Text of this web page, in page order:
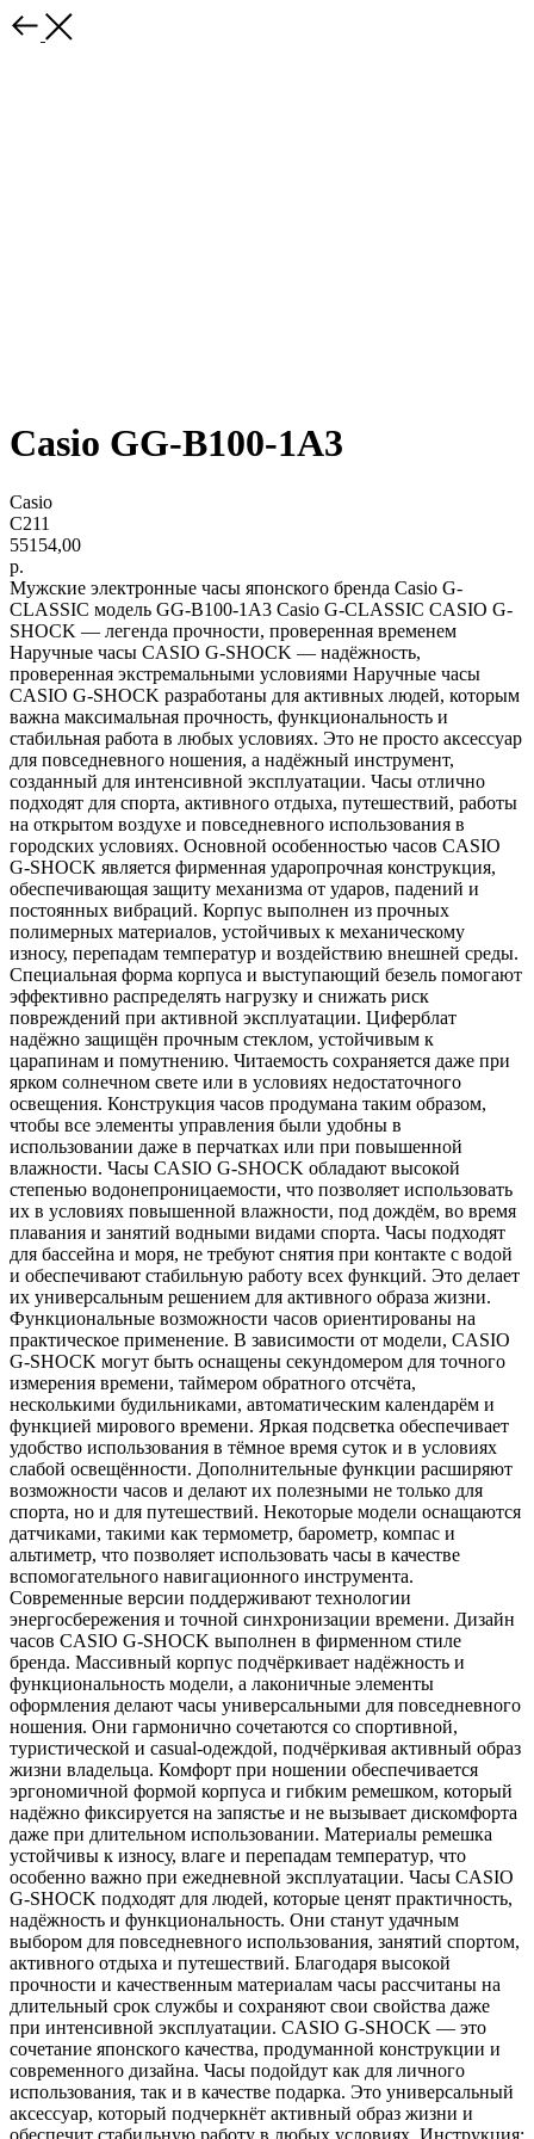
Casio GG-B100-1A3
Casio
C211
55154,00
р.
Мужские электронные часы японского бренда Casio G-
CLASSIC модель GG-B100-1A3 Casio G-CLASSIC CASIO G-
SHOCK — легенда прочности, проверенная временем
Наручные часы CASIO G-SHOCK — надёжность,
проверенная экстремальными условиями Наручные часы
CASIO G-SHOCK разработаны для активных людей, которым
важна максимальная прочность, функциональность и
стабильная работа в любых условиях. Это не просто аксессуар
для повседневного ношения, а надёжный инструмент,
созданный для интенсивной эксплуатации. Часы отлично
подходят для спорта, активного отдыха, путешествий, работы
на открытом воздухе и повседневного использования в
городских условиях. Основной особенностью часов CASIO
G-SHOCK является фирменная ударопрочная конструкция,
обеспечивающая защиту механизма от ударов, падений и
постоянных вибраций. Корпус выполнен из прочных
полимерных материалов, устойчивых к механическому
износу, перепадам температур и воздействию внешней среды.
Специальная форма корпуса и выступающий безель помогают
эффективно распределять нагрузку и снижать риск
повреждений при активной эксплуатации. Циферблат
надёжно защищён прочным стеклом, устойчивым к
царапинам и помутнению. Читаемость сохраняется даже при
ярком солнечном свете или в условиях недостаточного
освещения. Конструкция часов продумана таким образом,
чтобы все элементы управления были удобны в
использовании даже в перчатках или при повышенной
влажности. Часы CASIO G-SHOCK обладают высокой
степенью водонепроницаемости, что позволяет использовать
их в условиях повышенной влажности, под дождём, во время
плавания и занятий водными видами спорта. Часы подходят
для бассейна и моря, не требуют снятия при контакте с водой
и обеспечивают стабильную работу всех функций. Это делает
их универсальным решением для активного образа жизни.
Функциональные возможности часов ориентированы на
практическое применение. В зависимости от модели, CASIO
G-SHOCK могут быть оснащены секундомером для точного
измерения времени, таймером обратного отсчёта,
несколькими будильниками, автоматическим календарём и
функцией мирового времени. Яркая подсветка обеспечивает
удобство использования в тёмное время суток и в условиях
слабой освещённости. Дополнительные функции расширяют
возможности часов и делают их полезными не только для
спорта, но и для путешествий. Некоторые модели оснащаются
датчиками, такими как термометр, барометр, компас и
альтиметр, что позволяет использовать часы в качестве
вспомогательного навигационного инструмента.
Современные версии поддерживают технологии
энергосбережения и точной синхронизации времени. Дизайн
часов CASIO G-SHOCK выполнен в фирменном стиле
бренда. Массивный корпус подчёркивает надёжность и
функциональность модели, а лаконичные элементы
оформления делают часы универсальными для повседневного
ношения. Они гармонично сочетаются со спортивной,
туристической и casual-одеждой, подчёркивая активный образ
жизни владельца. Комфорт при ношении обеспечивается
эргономичной формой корпуса и гибким ремешком, который
надёжно фиксируется на запястье и не вызывает дискомфорта
даже при длительном использовании. Материалы ремешка
устойчивы к износу, влаге и перепадам температур, что
особенно важно при ежедневной эксплуатации. Часы CASIO
G-SHOCK подходят для людей, которые ценят практичность,
надёжность и функциональность. Они станут удачным
выбором для повседневного использования, занятий спортом,
активного отдыха и путешествий. Благодаря высокой
прочности и качественным материалам часы рассчитаны на
длительный срок службы и сохраняют свои свойства даже
при интенсивной эксплуатации. CASIO G-SHOCK — это
сочетание японского качества, продуманной конструкции и
современного дизайна. Часы подойдут как для личного
использования, так и в качестве подарка. Это универсальный
аксессуар, который подчеркнёт активный образ жизни и
обеспечит стабильную работу в любых условиях. Инструкция: